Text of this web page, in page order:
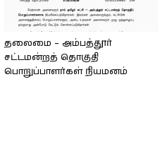
தலைமை – அம்பத்தூர்
சட்டமன்றத் தொகுதி
பொறுப்பாளர்கள் நியமனம்